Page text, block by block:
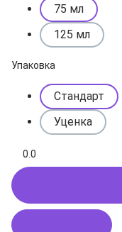
75 мл
125 мл
Упаковка
Стандарт
Уценка
0.0